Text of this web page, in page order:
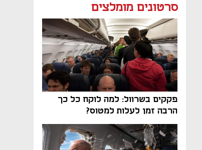
סרטונים מומלצים
פקקים בשרוול: למה לוקח כל כך
הרבה זמן לעלות למטוס?